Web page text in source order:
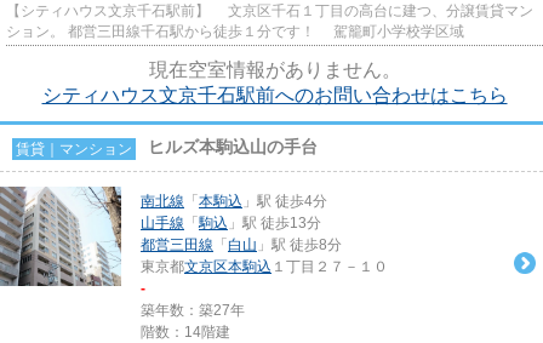
【シティハウス文京千石駅前】 文京区千石１丁目の高台に建つ、分譲賃貸マン
ション。 都営三田線千石駅から徒歩１分です！ 駕籠町小学校学区域
現在空室情報がありません。
シティハウス文京千石駅前へのお問い合わせはこちら
賃貸｜マンション ヒルズ本駒込山の手台
南北線 「 本駒込 」駅 徒歩4分
山手線 「駒込 」駅 徒歩13分
都営三田線 「 白山 」駅 徒歩8分
東京都文京区本駒込 １丁目２７－１０
-
築年数：築27年
階数：14階建